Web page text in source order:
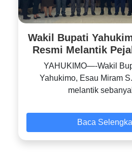
Wakil Bupati
Resmi Melantik
YAHUKIMO—-Wakil
Yahukimo, Esau Miram
melantik
Baca